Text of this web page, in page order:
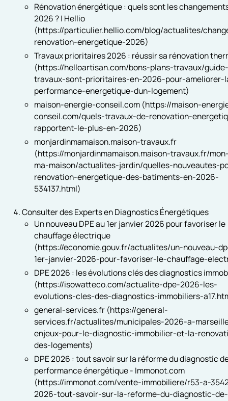
Rénovation énergétique : quels sont les
2026 ? | Hellio
(https://particulier.hellio.com/blog/actualites/
renovation-energetique-2026)
Travaux prioritaires 2026 : réussir sa rénovation
(https://helloartisan.com/bons-plans-travaux/
travaux-sont-prioritaires-en-2026-pour-ameliorer-
performance-energetique-dun-logement)
maison-energie-conseil.com (https://maison-
conseil.com/quels-travaux-de-renovation-
rapportent-le-plus-en-2026)
monjardinmamaison.maison-travaux.fr
(https://monjardinmamaison.maison-travaux.fr/
ma-maison/actualites-jardin/quelles-nouveautes-
renovation-energetique-des-batiments-en-2026-
534137.html)
Consulter des Experts en Diagnostics Énergétiques
Un nouveau DPE au 1er janvier 2026 pour favoriser le
chauffage électrique
(https://economie.gouv.fr/actualites/un-nouveau-
1er-janvier-2026-pour-favoriser-le-chauffage-
DPE 2026 : les évolutions clés des diagnostics
(https://isowatteco.com/actualite-dpe-2026-les-
evolutions-cles-des-diagnostics-immobiliers-
general-services.fr (https://general-
services.fr/actualites/municipales-2026-a-
enjeux-pour-le-diagnostic-immobilier-et-la-
des-logements)
DPE 2026 : tout savoir sur la réforme du diagnostic
performance énergétique - Immonot.com
(https://immonot.com/vente-immobiliere/r53-a-
2026-tout-savoir-sur-la-reforme-du-diagnostic-de-